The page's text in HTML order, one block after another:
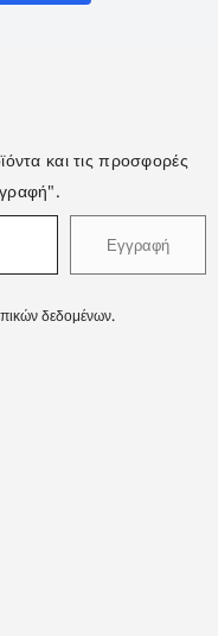
και τις προσφορές
Εγγραφή
δεδομένων.